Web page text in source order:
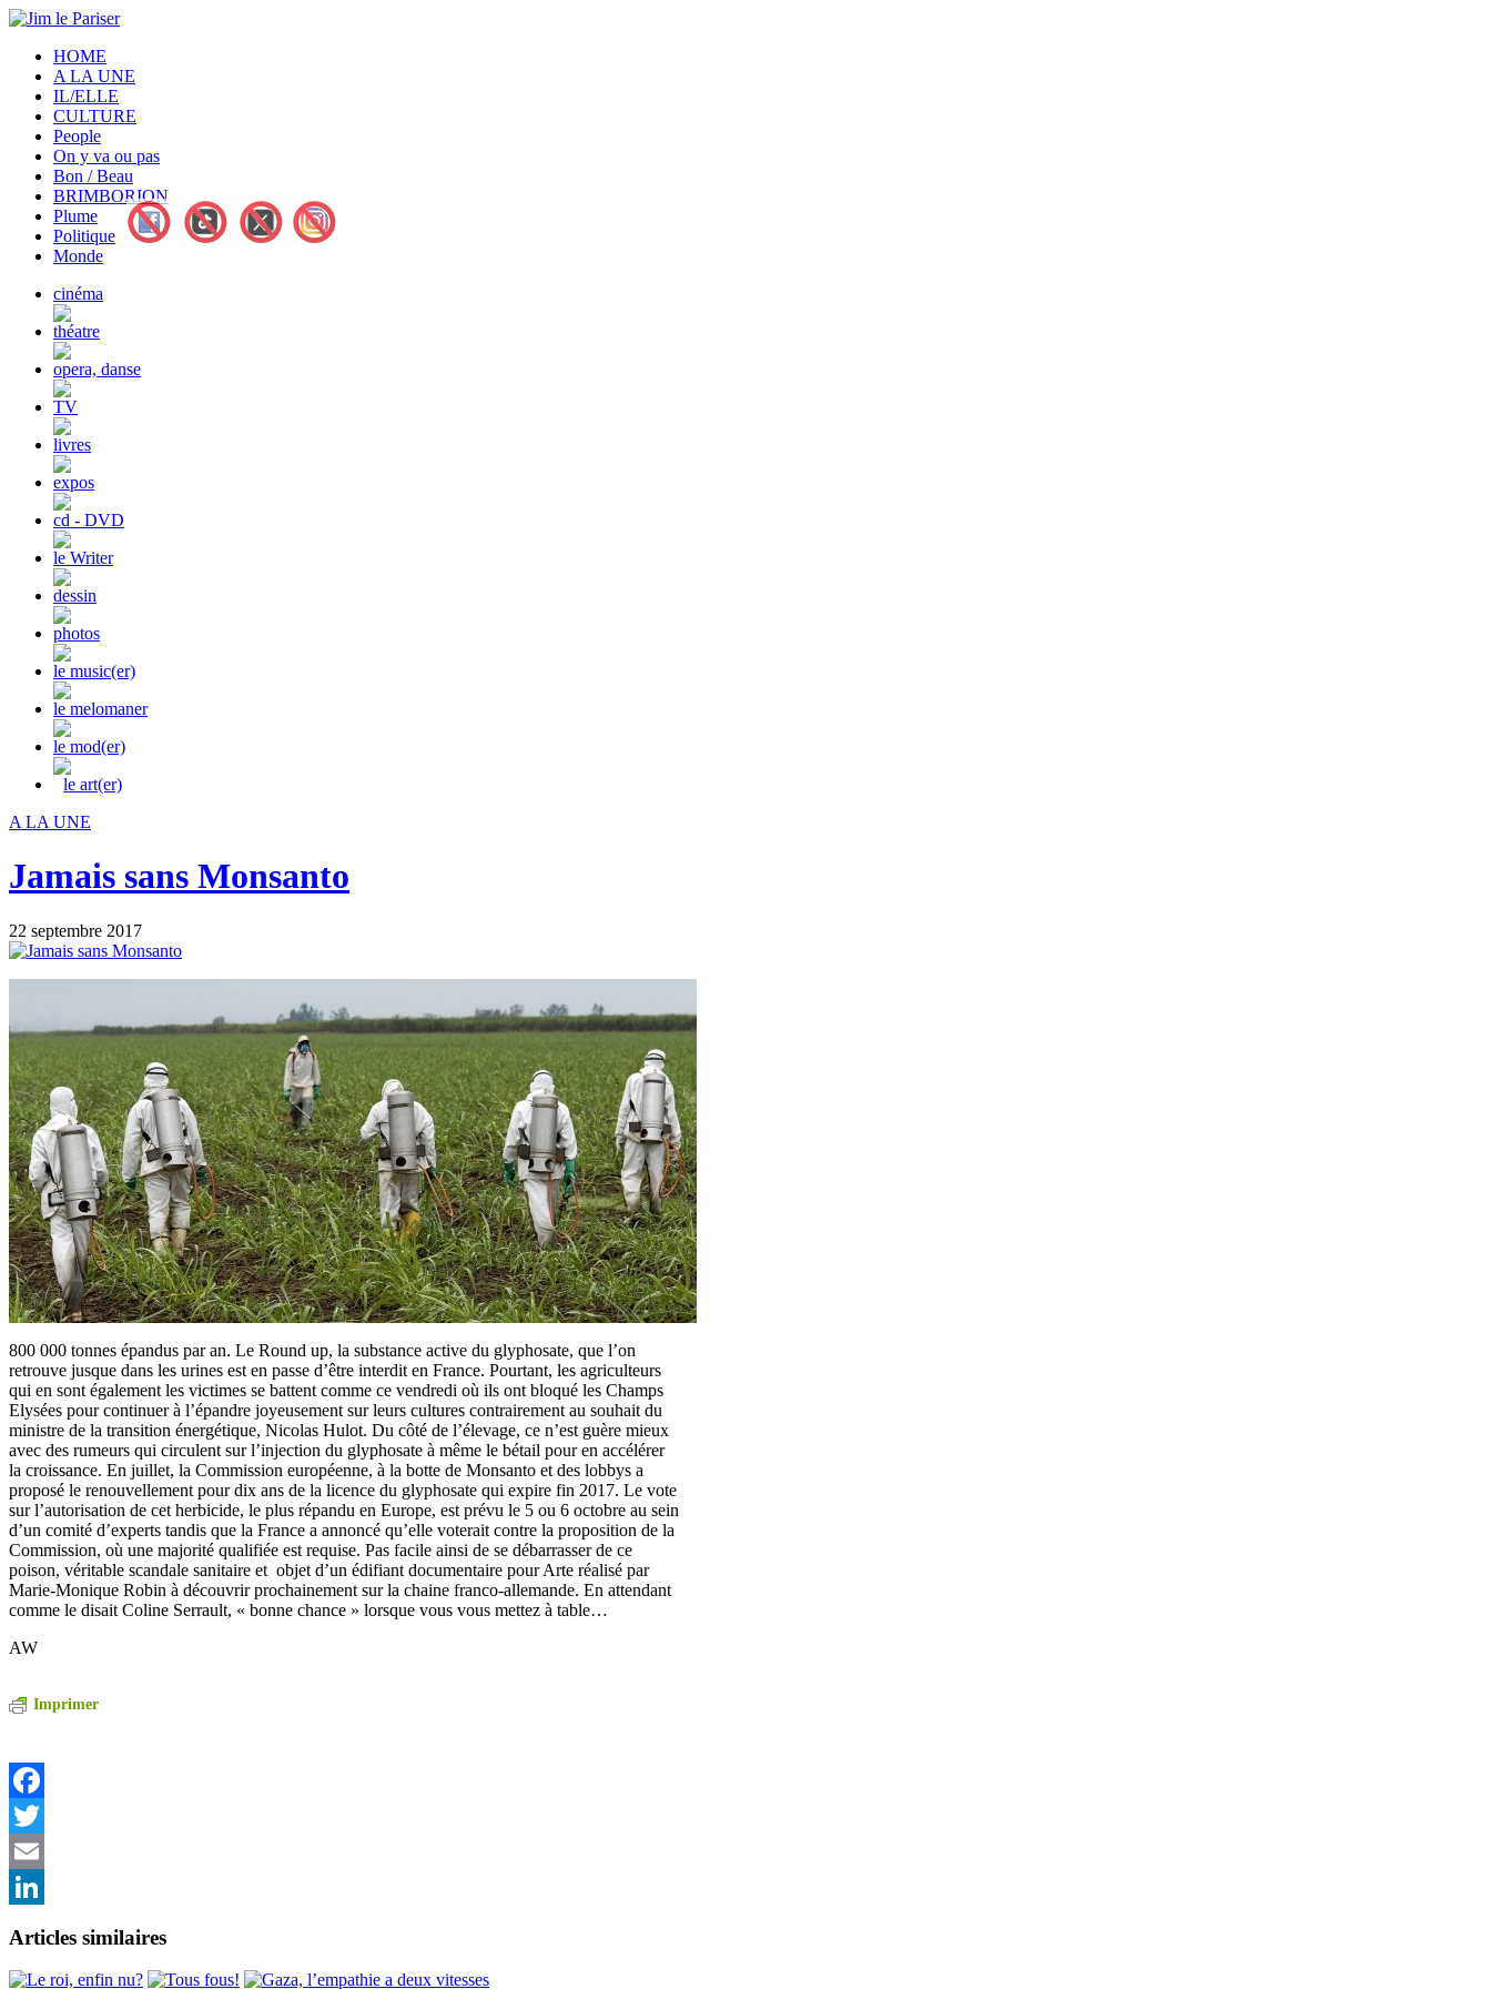
HOME
A LA UNE
IL/ELLE
CULTURE
People
On y va ou pas
Bon / Beau
BRIMBORION
Plume
Politique
Monde
cinéma
théatre
opera, danse
TV
livres
expos
cd - DVD
le Writer
dessin
photos
le music(er)
le melomaner
le mod(er)
le art(er)
A LA UNE
Jamais sans Monsanto
22 septembre 2017
800 000 tonnes épandus par an. Le Round up, la substance active du glyphosate, que l’on
retrouve jusque dans les urines est en passe d’être interdit en France. Pourtant, les agriculteurs
qui en sont également les victimes se battent comme ce vendredi où ils ont bloqué les Champs
Elysées pour continuer à l’épandre joyeusement sur leurs cultures contrairement au souhait du
ministre de la transition énergétique, Nicolas Hulot. Du côté de l’élevage, ce n’est guère mieux
avec des rumeurs qui circulent sur l’injection du glyphosate à même le bétail pour en accélérer
la croissance. En juillet, la Commission européenne, à la botte de Monsanto et des lobbys a
proposé le renouvellement pour dix ans de la licence du glyphosate qui expire fin 2017. Le vote
sur l’autorisation de cet herbicide, le plus répandu en Europe, est prévu le 5 ou 6 octobre au sein
d’un comité d’experts tandis que la France a annoncé qu’elle voterait contre la proposition de la
Commission, où une majorité qualifiée est requise. Pas facile ainsi de se débarrasser de ce
poison, véritable scandale sanitaire et objet d’un édifiant documentaire pour Arte réalisé par
Marie-Monique Robin à découvrir prochainement sur la chaine franco-allemande. En attendant
comme le disait Coline Serrault, « bonne chance » lorsque vous vous mettez à table…
AW
Imprimer
Facebook
Twitter
Email
Articles similaires